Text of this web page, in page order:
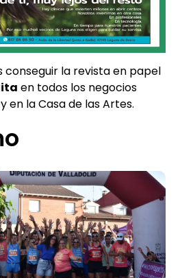
conseguir la revista en papel
en todos los negocios
en la Casa de las Artes.